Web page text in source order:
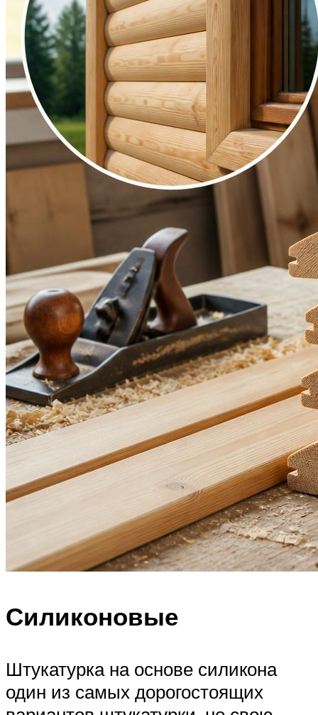
Силиконовые
Штукатурка на основе силикона
один из самых дорогостоящих